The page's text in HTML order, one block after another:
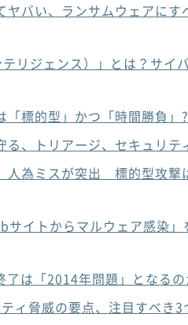
ヤバい、ランサムウェアに
テリジェンス）」とは？サイ
「標的型」かつ「時間勝負
る、トリアージ、セキュリ
人為ミスが突出 標的型攻撃
サイトからマルウェア感染
は「2014年問題」となる
ィ脅威の要点、注目すべき3